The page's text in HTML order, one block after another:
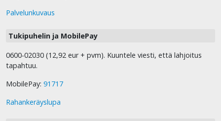
Palvelunkuvaus
Tukipuhelin ja MobilePay
0600-02030 (12,92 eur + pvm). Kuuntele viesti, että lahjoitus
tapahtuu.
MobilePay: 91717
Rahankeräyslupa